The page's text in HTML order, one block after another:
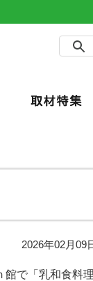
2026年02月09
館で「乳和食料